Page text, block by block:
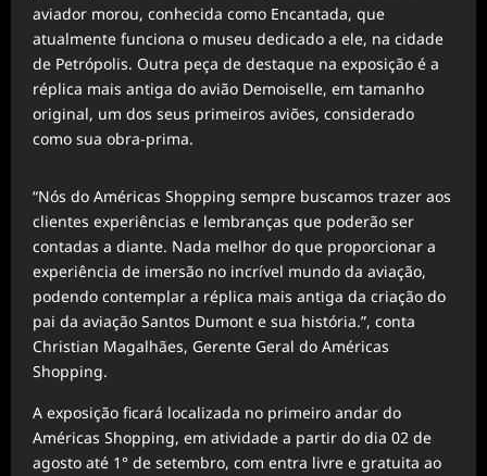
aviador morou, conhecida como Encantada, que
atualmente funciona o museu dedicado a ele, na cidade
de Petrópolis. Outra peça de destaque na exposição é a
réplica mais antiga do avião Demoiselle, em tamanho
original, um dos seus primeiros aviões, considerado
como sua obra-prima.
“Nós do Américas Shopping sempre buscamos trazer aos
clientes experiências e lembranças que poderão ser
contadas a diante. Nada melhor do que proporcionar a
experiência de imersão no incrível mundo da aviação,
podendo contemplar a réplica mais antiga da criação do
pai da aviação Santos Dumont e sua história.”, conta
Christian Magalhães, Gerente Geral do Américas
Shopping.
A exposição ficará localizada no primeiro andar do
Américas Shopping, em atividade a partir do dia 02 de
agosto até 1° de setembro, com entra livre e gratuita ao